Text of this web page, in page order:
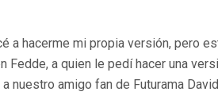
a hacerme mi propia versión, pero
a quien le pedí hacer una
nuestro amigo fan de Futurama